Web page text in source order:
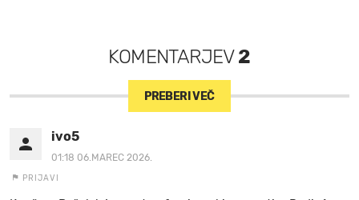
KOMENTARJEV2
PREBERI VEČ
ivo5
01:18 06.MAREC 2026.
PRIJAVI